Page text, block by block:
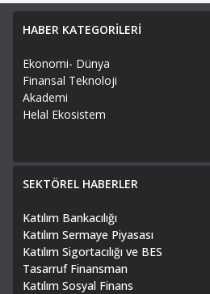
HABER KATEGORİLERİ
Ekonomi- Dünya
Finansal Teknoloji
Akademi
Helal Ekosistem
SEKTÖREL HABERLER
Katılım Bankacılığı
Katılım Sermaye Piyasası
Katılım Sigortacılığı ve BES
Tasarruf Finansman
Katılım Sosyal Finans